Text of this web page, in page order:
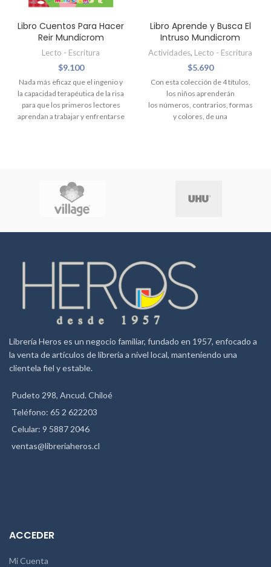
Libro Cuentos Para Hacer
Reir Mundicrom
Lecto - Escritura
$9.100
Nada más eficaz que el ingenio y
la capacidad terapéutica de la risa
para que los primeros lectores
aprendan a trabajar y enfrentarse
la solidaridad, y muchos otros
más. Estos cuentos rebosantes
de buen humor le
diferente de asuntos serios,
pero sin perder de vista los
valores que la conforman.
Autor:María MañeruEdad: +5
Tapa Dura
Tipo Tapa:Cartón
CoucheAncho:
Libro Aprende y Busca El
Intruso Mundicrom
Actividades, Lecto - Escritura
$5.690
Con esta colección de 4 títulos,
los niños aprenderán
los números, contrarios, formas
y colores, de una
La fiesta de los colores
Autor:
Alberto Jimenez
Tipo Encuadernado:
Tipo Tapa:Acolchada
Interior:
Cartón
Alto:
Librería Heros es un negocio familiar, fundado en 1957, enfocado a
la venta de artículos de librería a nivel local, manteniendo una
clientela fiel y estable.
Pudeto 298, Ancud. Chiloé
Teléfono: 65 2 622203
Celular: 9 5887 2046
ventas@libreriaheros.cl
ACCEDER
Mi Cuenta